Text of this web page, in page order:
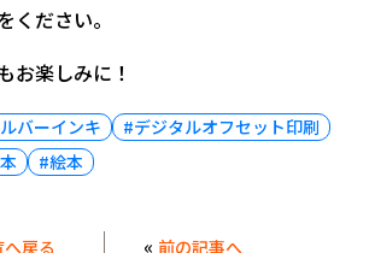
ください。
お楽しみに！
バーインキ
#デジタルオフセット印刷
#絵本
へ戻る « 前の記事へ